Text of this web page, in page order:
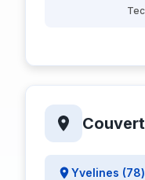
Yvelines